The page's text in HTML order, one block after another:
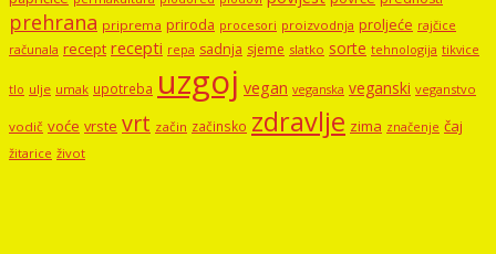
prehrana priprema priroda procesori proizvodnja proljeće rajčice
računala recept recepti repa sadnja sjeme slatko sorte tehnologija tikvice
tlo ulje umak upotreba uzgoj vegan veganska veganski veganstvo
vodič voće vrste vrt začin začinsko zdravlje zima značenje čaj
žitarice život